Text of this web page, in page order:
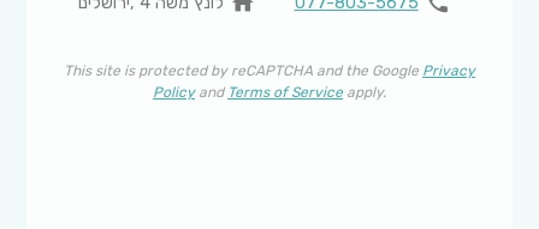
This site is protected by reCAPTCHA and the Google Privacy
Policyand Terms of Service apply.